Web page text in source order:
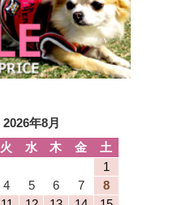
2026年8月
火 水 木 金
土
1
4 5 6 7
8